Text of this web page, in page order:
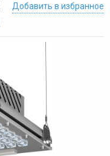
Добавить в избранное